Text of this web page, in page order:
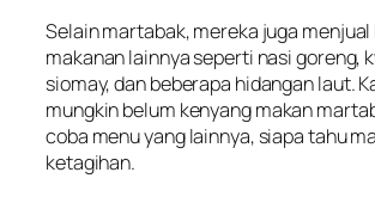
Selain martabak, mereka juga
makanan lainnya seperti nasi goreng,
siomay, dan beberapa hidangan laut.
mungkin belum kenyang makan
coba menu yang lainnya, siapa tahu
ketagihan.